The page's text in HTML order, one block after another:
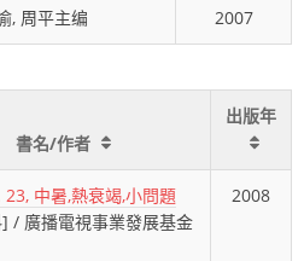
, 周平主编 2007
書名/作者
出版年
中暑,熱衰竭,小問題
/ 廣播電視事業發展基金
2008